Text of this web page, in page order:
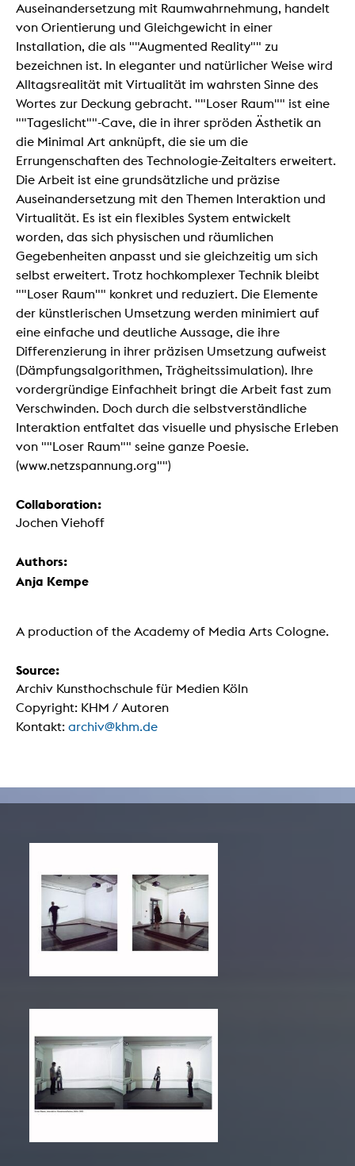
Auseinandersetzung mit Raumwahrnehmung, handelt
von Orientierung und Gleichgewicht in einer
Installation, die als ""Augmented Reality"" zu
bezeichnen ist. In eleganter und natürlicher Weise wird
Alltagsrealität mit Virtualität im wahrsten Sinne des
Wortes zur Deckung gebracht. ""Loser Raum"" ist eine
""Tageslicht""-Cave, die in ihrer spröden Ästhetik an
die Minimal Art anknüpft, die sie um die
Errungenschaften des Technologie-Zeitalters erweitert.
Die Arbeit ist eine grundsätzliche und präzise
Auseinandersetzung mit den Themen Interaktion und
Virtualität. Es ist ein flexibles System entwickelt
worden, das sich physischen und räumlichen
Gegebenheiten anpasst und sie gleichzeitig um sich
selbst erweitert. Trotz hochkomplexer Technik bleibt
""Loser Raum"" konkret und reduziert. Die Elemente
der künstlerischen Umsetzung werden minimiert auf
eine einfache und deutliche Aussage, die ihre
Differenzierung in ihrer präzisen Umsetzung aufweist
(Dämpfungsalgorithmen, Trägheitssimulation). Ihre
vordergründige Einfachheit bringt die Arbeit fast zum
Verschwinden. Doch durch die selbstverständliche
Interaktion entfaltet das visuelle und physische Erleben
von ""Loser Raum"" seine ganze Poesie.
(www.netzspannung.org"")
Collaboration:
Jochen Viehoff
Authors:
Anja Kempe
A production of the Academy of Media Arts Cologne.
Source:
Archiv Kunsthochschule für Medien Köln
Copyright: KHM / Autoren
Kontakt: archiv@khm.de